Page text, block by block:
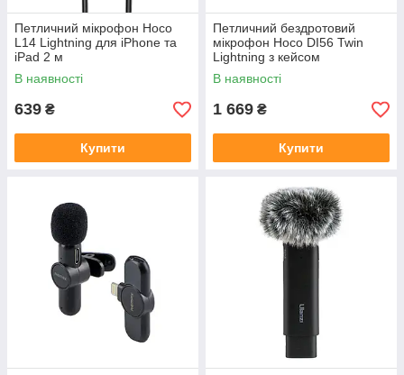
Петличний мікрофон Hoco
L14 Lightning для iPhone та
iPad 2 м
В наявності
639 ₴
Купити
Петличний бездротовий
мікрофон Hoco DI56 Twin
Lightning з кейсом
В наявності
1 669 ₴
Купити